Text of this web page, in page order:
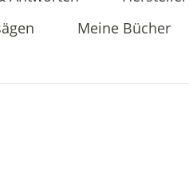
Meine Bücher